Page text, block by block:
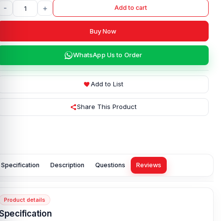
- + Add to cart
Buy Now
WhatsApp Us to Order
Add to List
Share This Product
Specification Description Questions Reviews
Product details